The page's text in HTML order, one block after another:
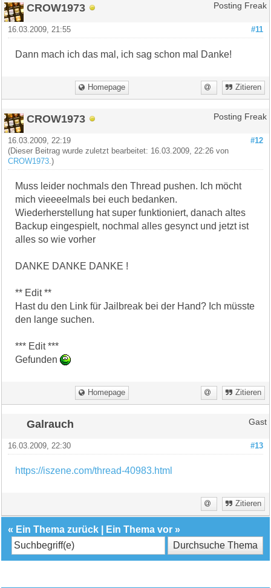
CROW1973 Posting Freak
#11
16.03.2009, 21:55
Dann mach ich das mal, ich sag schon mal Danke!
Homepage Zitieren
CROW1973 Posting Freak
#12
16.03.2009, 22:19
(Dieser Beitrag wurde zuletzt bearbeitet: 16.03.2009, 22:26 von
CROW1973 .)
Muss leider nochmals den Thread pushen. Ich möcht
mich vieeeelmals bei euch bedanken.
Wiederherstellung hat super funktioniert, danach altes
Backup eingespielt, nochmal alles gesynct und jetzt ist
alles so wie vorher
DANKE DANKE DANKE !
** Edit **
Hast du den Link für Jailbreak bei der Hand? Ich müsste
den lange suchen.
*** Edit ***
Gefunden
Homepage Zitieren
Galrauch Gast
#13
16.03.2009, 22:30
https://iszene.com/thread-40983.html
Zitieren
« Ein Thema zurück Ein Thema vor »